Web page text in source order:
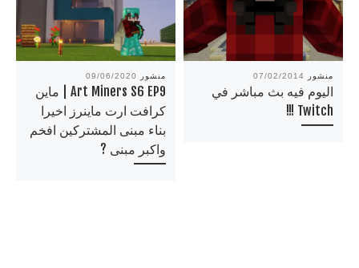
منشور 09/06/2020
Art Miners S6 EP9 | ماين
كرافت ارت ماينرز اخيرا
بناء مبنى المشتركين افخم
واكبر مبنى ?
منشور 07/02/2014
اليوم فيه بث مباشر في
Twitch !!!